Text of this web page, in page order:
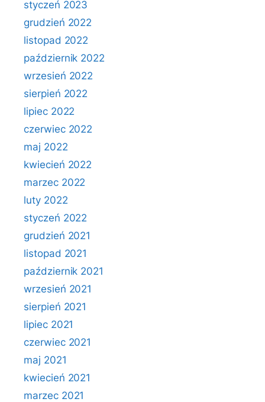
styczeń 2023
grudzień 2022
listopad 2022
październik 2022
wrzesień 2022
sierpień 2022
lipiec 2022
czerwiec 2022
maj 2022
kwiecień 2022
marzec 2022
luty 2022
styczeń 2022
grudzień 2021
listopad 2021
październik 2021
wrzesień 2021
sierpień 2021
lipiec 2021
czerwiec 2021
maj 2021
kwiecień 2021
marzec 2021